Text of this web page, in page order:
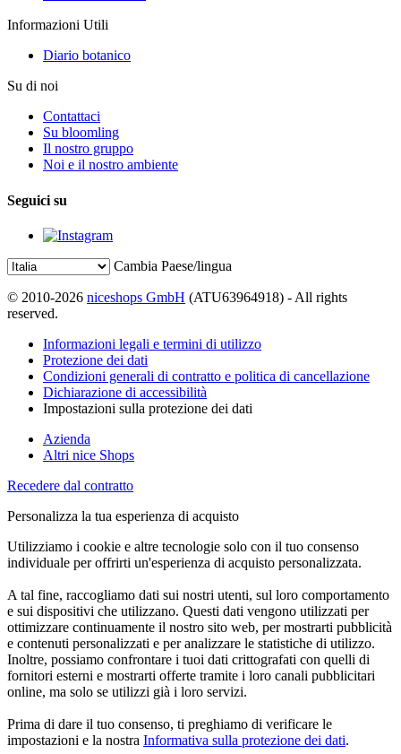
Informazioni Utili
Diario botanico
Su di noi
Contattaci
Su bloomling
Il nostro gruppo
Noi e il nostro ambiente
Seguici su
Cambia Paese/lingua
© 2010-2026 niceshops GmbH (ATU63964918) - All rights
reserved.
Informazioni legali e termini di utilizzo
Protezione dei dati
Condizioni generali di contratto e politica di cancellazione
Dichiarazione di accessibilità
Impostazioni sulla protezione dei dati
Azienda
Altri nice Shops
Recedere dal contratto
Personalizza la tua esperienza di acquisto
Utilizziamo i cookie e altre tecnologie solo con il tuo consenso
individuale per offrirti un'esperienza di acquisto personalizzata.
A tal fine, raccogliamo dati sui nostri utenti, sul loro comportamento
e sui dispositivi che utilizzano. Questi dati vengono utilizzati per
ottimizzare continuamente il nostro sito web, per mostrarti pubblicità
e contenuti personalizzati e per analizzare le statistiche di utilizzo.
Inoltre, possiamo confrontare i tuoi dati crittografati con quelli di
fornitori esterni e mostrarti offerte tramite i loro canali pubblicitari
online, ma solo se utilizzi già i loro servizi.
Prima di dare il tuo consenso, ti preghiamo di verificare le
impostazioni e la nostra Informativa sulla protezione dei dati.